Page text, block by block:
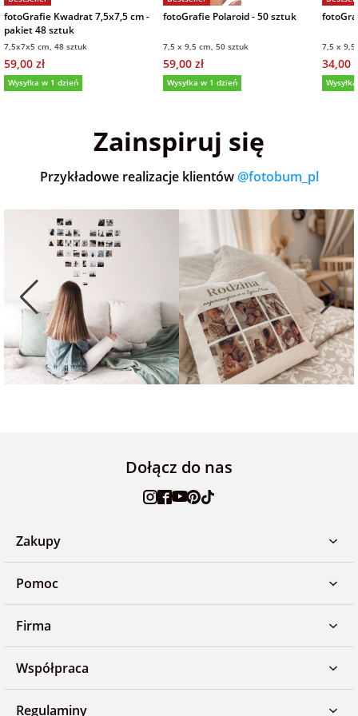
na Wielkanoc
na wieczór
panieński
fotoGrafie Kwadrat 7,5x7,5 cm -
pakiet 48 sztuk
7,5x7x5 cm, 48 sztuk
59,00 zł
Wysyłka w 1 dzień
fotoGrafie Polaroid - 50 sztuk
7,5 x 9,5 cm, 50 sztuk
59,00 zł
Wysyłka w 1 dzień
7,5 x
34,00
Zainspiruj się
Przykładowe realizacje klientów @fotobum_pl
Dołącz do nas
Zakupy
Pomoc
Firma
Współpraca
Regulaminy